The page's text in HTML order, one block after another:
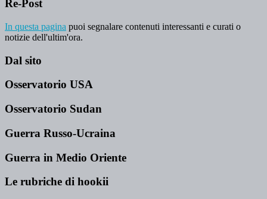
Re-Post
In questa pagina puoi segnalare contenuti interessanti e curati o
notizie dell'ultim'ora.
Dal sito
Osservatorio USA
Osservatorio Sudan
Guerra Russo-Ucraina
Guerra in Medio Oriente
Le rubriche di hookii